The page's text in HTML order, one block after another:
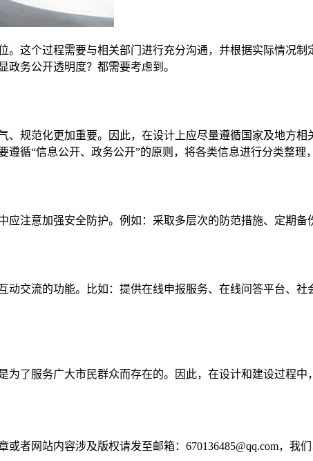
这个过程需要与相关部门进行充分沟通，并根据实际情况
务公开透明度？都需要考虑到。
规范化更加重要。因此，在设计上应尽量遵循国家及地方
循“信息公开、政务公开”的原则，将各类信息进行分类整
注意加强安全防护。例如：采取多层次的防范措施、定期
动交流的功能。比如：提供在线申报服务、在线问答平台、
为了服务广大市民群众而存在的。因此，在设计和建设过程
者网站内容涉及版权请发至邮箱：670136485@qq.com，我